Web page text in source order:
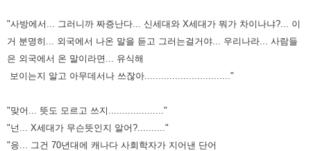
"사방에서... 그러니까 짜증난다... 신세대와 X세대가 뭐가 차이나냐?... 이
거 분명히... 외국에서 나온 말을 듣고 그러는걸거야... 우리나라... 사람들
은 외국에서 온 말이라면... 유식해
보이는지 알고 아무데서나 쓰잖아..............................."
"맞어... 뜻도 모르고 쓰지...................."
"넌... X세대가 무슨뜻인지 알어?.........."
"응... 그건 70년대에 캐나다 사회학자가 지어낸 단어